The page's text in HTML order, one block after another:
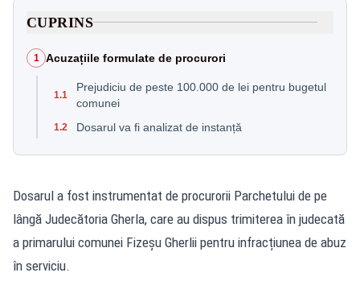
CUPRINS
1 Acuzațiile formulate de procurori
1.1
Prejudiciu de peste 100.000 de lei pentru bugetul
comunei
1.2 Dosarul va fi analizat de instanță
Dosarul a fost instrumentat de procurorii Parchetului de pe
lângă Judecătoria Gherla, care au dispus trimiterea în judecată
a primarului comunei Fizeșu Gherlii pentru infracțiunea de abuz
în serviciu.